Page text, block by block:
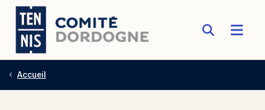
Aller au contenu principal
Accueil